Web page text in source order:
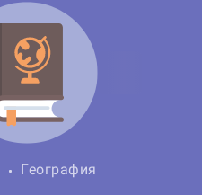
География